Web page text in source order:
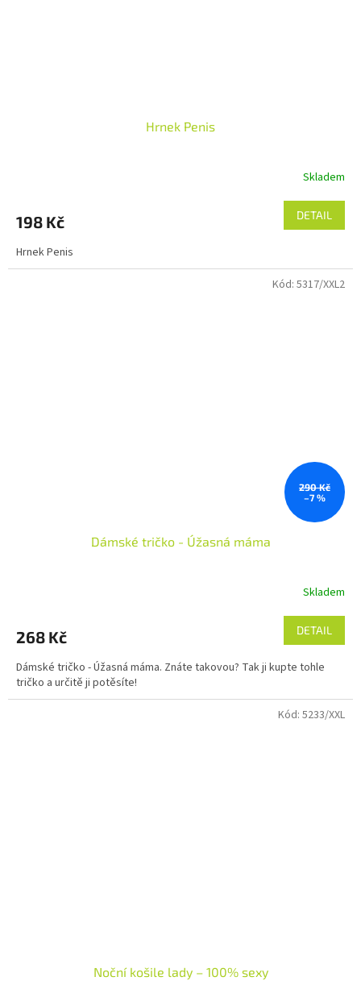
Hrnek Penis
Skladem
198 Kč DETAIL
Hrnek Penis
290 Kč
–7 %
Dámské tričko - Úžasná máma
Skladem
268 Kč DETAIL
Dámské tričko - Úžasná máma. Znáte takovou? Tak ji kupte tohle
tričko a určitě ji potěsíte!
Kód: 5317/XXL2
Noční košile lady – 100% sexy
Kód: 5233/XXL